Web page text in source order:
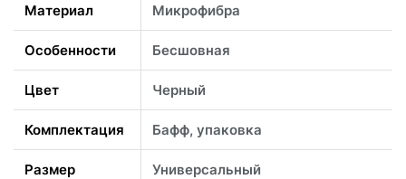
Материал Микрофибра
Особенности Бесшовная
Цвет Черный
Комплектация Бафф, упаковка
Размер Универсальный